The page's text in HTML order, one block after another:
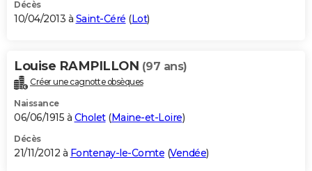
Décès
10/04/2013 à Saint-Céré (Lot)
Louise RAMPILLON (97 ans)
Créer une cagnotte obsèques
Naissance
06/06/1915 à Cholet(Maine-et-Loire)
Décès
21/11/2012 à Fontenay-le-Comte (Vendée)